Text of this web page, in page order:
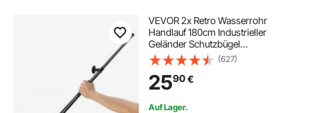
VEVOR 2x Retro Wasserrohr
Handlauf 180cm Industrieller
Geländer Schutzbügel
Kohlenstoffstahl 3x
Wandhalterungen Handlauf Rustikal
200kg Tragfähigkeit Geeignet für
Handläufe im Innen-/Außenbereich
(627)
2590€
Auf Lager.